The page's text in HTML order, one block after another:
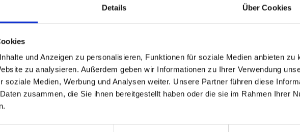
Details Über Cookies
und Anzeigen zu personalisieren, Funktionen für soziale Medien anbieten zu
zu analysieren. Außerdem geben wir Informationen zu Ihrer Verwendung
soziale Medien, Werbung und Analysen weiter. Unsere Partner führen diese
zusammen, die Sie ihnen bereitgestellt haben oder die sie im Rahmen Ihrer
21,48 € / St
zzgl. MwSt.